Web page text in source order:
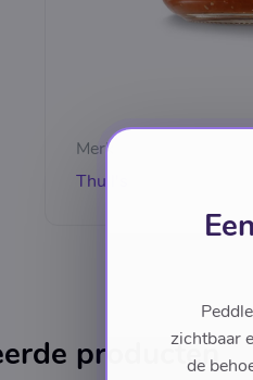
Merk
Thull's
producten
zichtbaar
de